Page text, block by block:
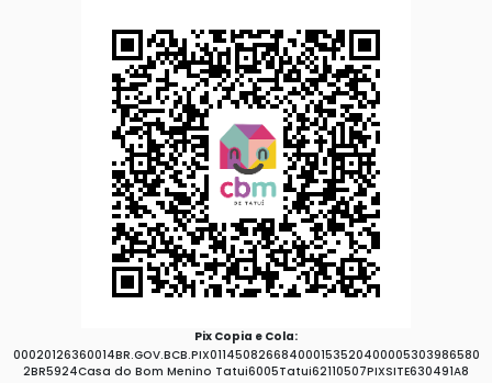
Pix Copia e Cola:
00020126360014BR.GOV.BCB.PIX011450826684000153520400005303986580
2BR5924Casa do Bom Menino Tatui6005Tatui62110507PIXSITE630491A8